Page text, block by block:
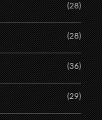
(28)
(28)
(36)
(29)